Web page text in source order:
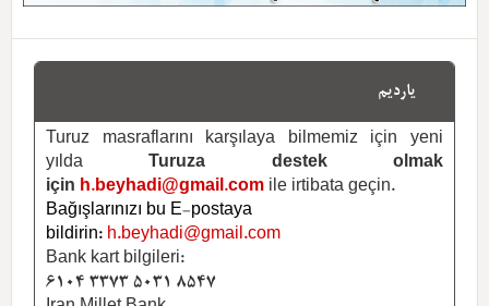
یاردیم
Turuz masraflarını karşılaya bilmemiz için yeni
yılda
Turuza destek olmak
için h.beyhadi@gmail.com ile irtibata geçin.
Bağışlarınızı bu E-postaya
bildirin: h.beyhadi@gmail.com
Bank kart bilgileri:
6104 3373 5031 8547